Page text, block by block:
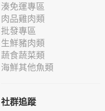
湊免運專區
肉品雞肉類
批發專區
生鮮豬肉類
蔬食蔬菜類
海鮮其他魚類
社群追蹤